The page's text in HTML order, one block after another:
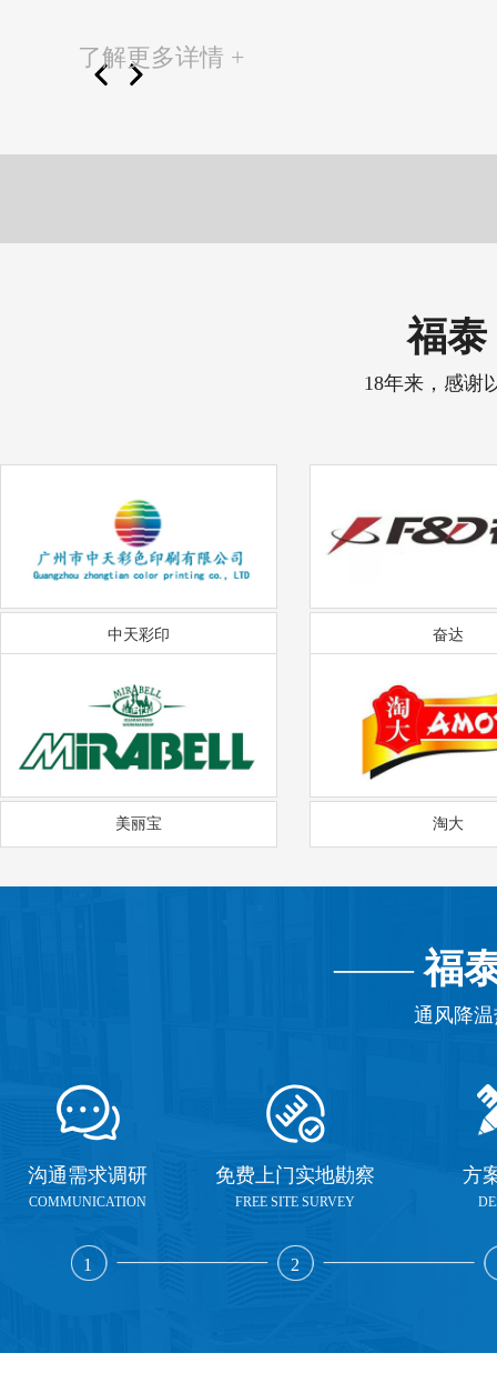
了解更多详情 +
福泰
18年来，感谢
中天彩印 奋达
美丽宝 淘大
——福
通风降
沟通需求调研
COMMUNICATION
1
免费上门实地勘察
FREE SITE SURVEY
2
方